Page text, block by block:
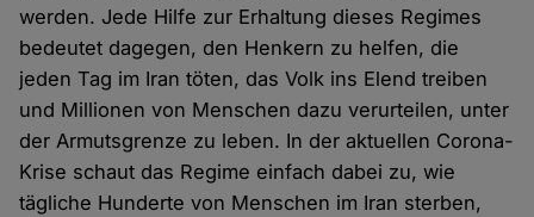
werden. Jede Hilfe zur Erhaltung dieses Regimes
bedeutet dagegen, den Henkern zu helfen, die
jeden Tag im Iran töten, das Volk ins Elend treiben
und Millionen von Menschen dazu verurteilen, unter
der Armutsgrenze zu leben. In der aktuellen Corona-
Krise schaut das Regime einfach dabei zu, wie
tägliche Hunderte von Menschen im Iran sterben,